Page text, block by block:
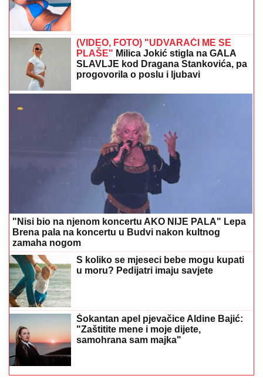
(VIDEO, FOTO) "UDVARAČI ME SE
PLAŠE" Milica Jokić stigla na GALA
SLAVLJE kod Dragana Stankovića, pa
progovorila o poslu i ljubavi
"Nisi bio na njenom koncertu AKO NIJE PALA" Lepa
Brena pala na koncertu u Budvi nakon kultnog
zamaha nogom
S koliko se mjeseci bebe mogu kupati
u moru? Pedijatri imaju savjete
Šokantan apel pjevačice Aldine Bajić:
"Zaštitite mene i moje dijete,
samohrana sam majka"